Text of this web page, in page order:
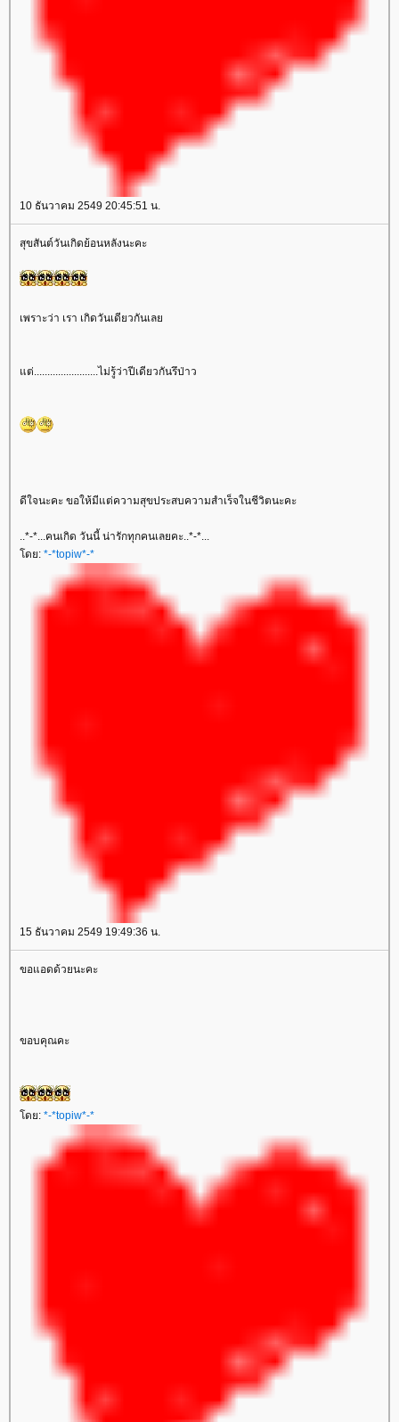
10 ธันวาคม 2549 20:45:51 น.
สุขสันต์วันเกิดย้อนหลังนะคะ
เพราะว่า เรา เกิดวันเดียวกันเล
ต่........................ไม่รู้ว่าปีเดียวกันรึป่าว
ดีใจนะคะ ขอให้มีแต่ความสุขประสบความสำเร็จในชีวิตนะคะ
..*-*...คนเกิด วันนี้ น่ารักทุกคนเลยคะ..*-*...
ดย: *-*topiw*-*
15 ธันวาคม 2549 19:49:36 น.
ขอแอดด้วยนะคะ
ขอบคุณคะ
ดย: *-*topiw*-*